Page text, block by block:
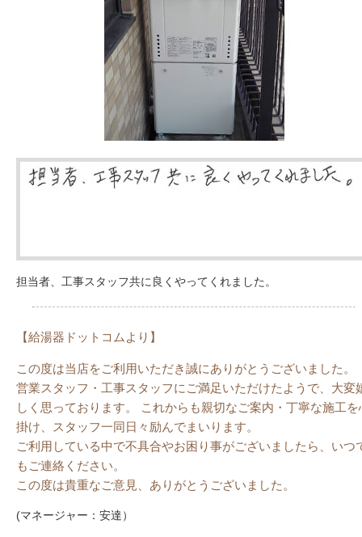
担当者、工事スタッフ共に良くやってくれました。
【給湯器ドットコムより】
この度は当店をご利用いただき誠にありがとうございました。
営業スタッフ・工事スタッフにご満足いただけたようで、大変
しく思っております。 これからも親切なご案内・丁寧な施工を
掛け、スタッフ一同日々励んでまいります。
ご利用している中で不具合やお困り事がございましたら、いつ
もご連絡ください。
この度は貴重なご意見、ありがとうございました。
(マネージャー：安達）